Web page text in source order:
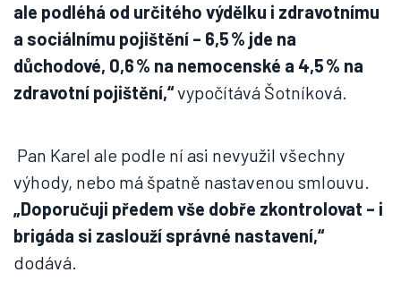
ale podléhá od určitého výdělku i zdravotnímu
a sociálnímu pojištění – 6,5 % jde na
důchodové, 0,6 % na nemocenské a 4,5 % na
zdravotní pojištění,“vypočítává Šotníková.
Pan Karel ale podle ní asi nevyužil všechny
výhody, nebo má špatně nastavenou smlouvu.
„Doporučuji předem vše dobře zkontrolovat – i
brigáda si zaslouží správné nastavení,“
dodává.